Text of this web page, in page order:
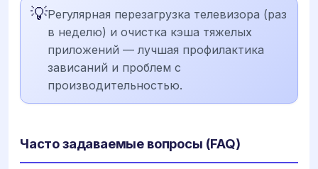
💡Регулярная перезагрузка телевизора (раз
в неделю) и очистка кэша тяжелых
приложений — лучшая профилактика
зависаний и проблем с
производительностью.
Часто задаваемые вопросы (FAQ)